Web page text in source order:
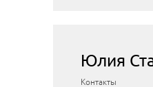
Юлия
Контакты